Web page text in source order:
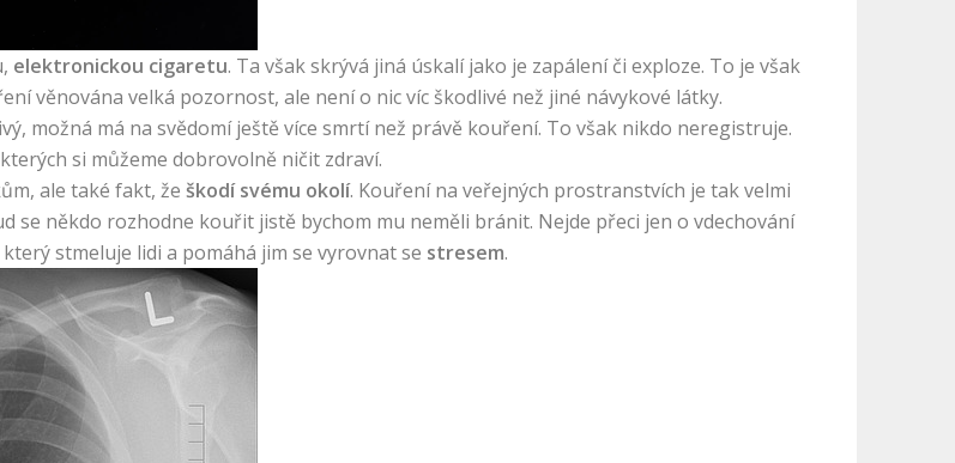
elektronickou cigaretu. Ta však skrývá jiná úskalí jako je zapálení či exploze. To je však
věnována velká pozornost, ale není o nic víc škodlivé než jiné návykové látky.
možná má na svědomí ještě více smrtí než právě kouření. To však nikdo neregistruje.
si můžeme dobrovolně ničit zdraví.
ale také fakt, že škodí svému okolí. Kouření na veřejných prostranstvích je tak velmi
se někdo rozhodne kouřit jistě bychom mu neměli bránit. Nejde přeci jen o vdechování
stmeluje lidi a pomáhá jim se vyrovnat se stresem.